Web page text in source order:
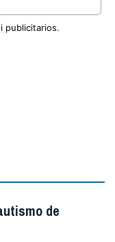
publicitarios.
de